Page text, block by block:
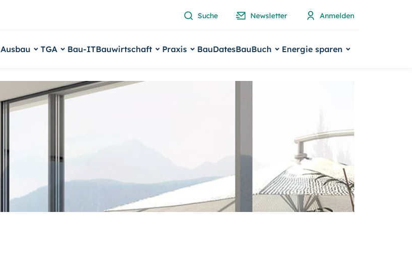
Suche Newsletter Anmelden
Ausbau TGA Bau-ITBauwirtschaft Praxis BauDatesBauBuch Energie sparen